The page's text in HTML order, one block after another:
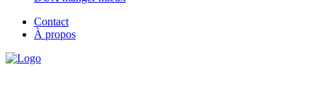
Contact
À propos